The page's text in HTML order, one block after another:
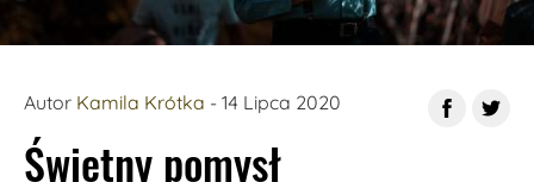
Autor Kamila Krótka - 14 Lipca 2020
Świetny pomysł